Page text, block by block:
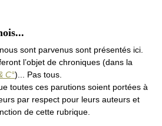
sont parvenus sont présentés ici.
l’objet de chroniques (dans la
C°)... Pas tous.
toutes ces parutions soient portées à
par respect pour leurs auteurs et
de cette rubrique.